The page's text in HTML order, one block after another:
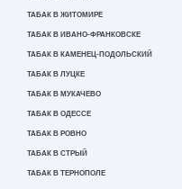
ТАБАК В ЖИТОМИРЕ
ТАБАК В ИВАНО-ФРАНКОВСКЕ
ТАБАК В КАМЕНЕЦ-ПОДОЛЬСКИЙ
ТАБАК В ЛУЦКЕ
ТАБАК В МУКАЧЕВО
ТАБАК В ОДЕССЕ
ТАБАК В РОВНО
ТАБАК В СТРЫЙ
ТАБАК В ТЕРНОПОЛЕ